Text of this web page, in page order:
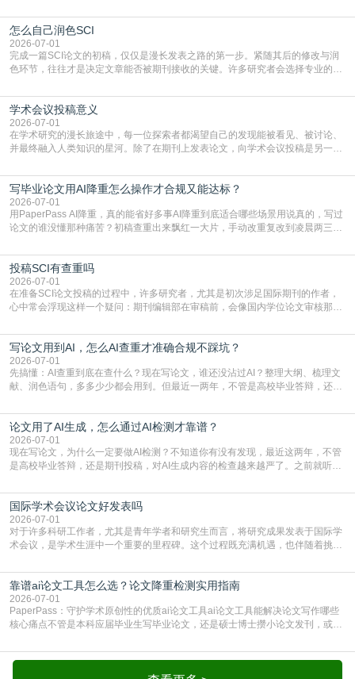
战与困惑。从选题立意到投稿回应，每一步都需要精心的策略与扎实的工作。本
篇AEIC学术交流中心小编就为大家介绍“发SCI文章”。一、精准定位是成功的第
一步发表SCI文章，首要解决的问题是“投
怎么自己润色SCI
2026-07-01
完成一篇SCI论文的初稿，仅仅是漫长发表之路的第一步。紧随其后的修改与润
色环节，往往才是决定文章能否被期刊接收的关键。许多研究者会选择专业的语
质量，更能在此过程中深化对学术写作的理解。如何系统、高效地打磨自己的论
文，使其在语言和学术表达上更符合国际期刊的要求，是每位研究者值得投入学
习的技能。本篇AEIC学术交流中心小编就为大家介
学术会议投稿意义
2026-07-01
在学术研究的漫长旅途中，每一位探索者都渴望自己的发现能被看见、被讨论、
并最终融入人类知识的星河。除了在期刊上发表论文，向学术会议投稿是另一个
广阔学术天地的大门，连接着个体研究与社会网络。本篇AEIC学术交流中心小编
就为大家介绍“学术会议投稿意义”。一、加速研究成果的传播与反馈学术会议通
常具有周期短、时效性强的特点。相比期刊漫长的
写毕业论文用AI降重怎么操作才合规又能达标？
2026-07-01
用PaperPass AI降重，真的能省好多事AI降重到底适合哪些场景用说真的，写过
论文的谁没懂那种痛苦？初稿查重出来飘红一大片，手动改重复改到凌晨两三
到秃头。这时候靠谱的AI降重真的就是救命稻草，选对工具，半天就能搞定你两
三天都做不完的事。不是所有人都需要用AI降重，但如果你符合下面这些场景，
真的可以试试：初稿写完重复率远超要
投稿SCI有查重吗
2026-07-01
在准备SCI论文投稿的过程中，许多研究者，尤其是初次涉足国际期刊的作者，
心中常会浮现这样一个疑问：期刊编辑部在审稿前，会像国内学位论文审核那
论文的初审通过率。实际上，SCI期刊对重复内容的审查是严谨投稿流程中不可
或缺的一环。本篇AEIC学术交流中心小编就为大家介绍“投稿SCI有查重吗”。
一、查重是标准流程答案是明确的：绝大多数S
写论文用到AI，怎么AI查重才准确合规不踩坑？
2026-07-01
先搞懂：AI查重到底在查什么？现在写论文，谁还没沾过AI？整理大纲、梳理文
献、润色语句，多多少少都会用到。但最近一两年，不管是高校毕业答辩，还是
须加做AI查重。很多人分不清，AI查重和普通查重到底有啥区别？这里说透：普
通查重查的是你的文字和已公开文献的重复比例，防的是抄袭；AI查重查的是你
的内容里，有多少是AI生成的，防的是过
论文用了AI生成，怎么通过AI检测才靠谱？
2026-07-01
现在写论文，为什么一定要做AI检测？不知道你有没有发现，最近这两年，不管
是高校毕业答辩，还是期刊投稿，对AI生成内容的检查越来越严了。之前就听身
要求修改，还差点被判定学术不规范，真的太冤了。现在国内多数高校和核心期
刊，都已经明确出台了相关规定：如果使用AI生成内容辅助写作，必须明确标
注，未标注的AI生成内容会被认定为不符合学
国际学术会议论文好发表吗
2026-07-01
对于许多科研工作者，尤其是青年学者和研究生而言，将研究成果发表于国际学
术会议，是学术生涯中一个重要的里程碑。这个过程既充满机遇，也伴随着挑
疑问：国际学术会议论文到底好不好发表？其价值和难度究竟如何衡量。本篇
AEIC学术交流中心小编就为大家介绍“国际学术会议论文好发表吗”。一、会议论
文发表的相对优势与期刊论文相比，国际会议论文的发
靠谱ai论文工具怎么选？论文降重检测实用指南
2026-07-01
PaperPass：守护学术原创性的优质ai论文工具ai论文工具能解决论文写作哪些
核心痛点不管是本科应届毕业生写毕业论文，还是硕士博士攒小论文发刊，或是
自己逐句读逐句改，熬好几个大夜不说，还经常改不到点上，交上去才发现重复
率超标，再返工太折腾。现在有了成熟的ai论文工具，这些痛点基本都能高效解